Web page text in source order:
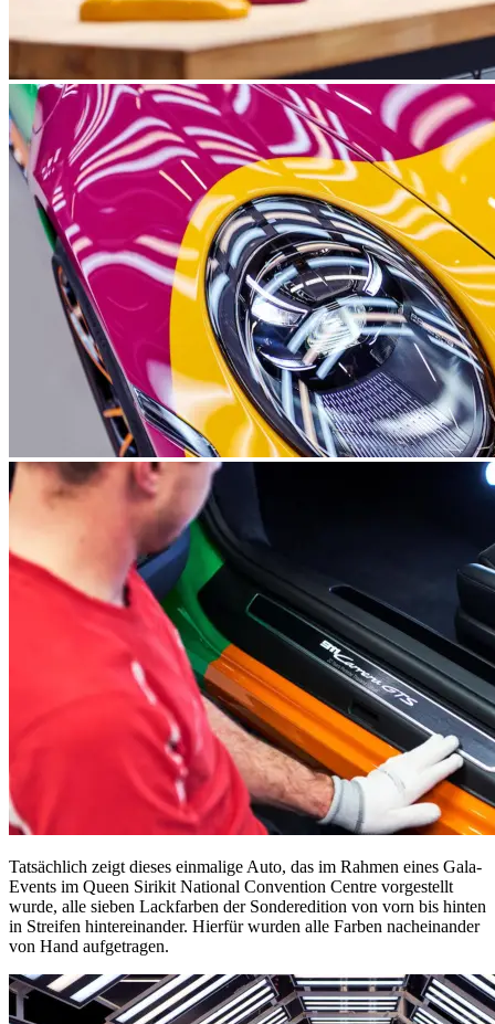
Tatsächlich zeigt dieses einmalige Auto, das im Rahmen eines Gala-
Events im Queen Sirikit National Convention Centre vorgestellt
wurde, alle sieben Lackfarben der Sonderedition von vorn bis hinten
in Streifen hintereinander. Hierfür wurden alle Farben nacheinander
von Hand aufgetragen.